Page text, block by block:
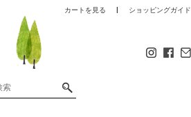
カートを見る ショッピングガイド